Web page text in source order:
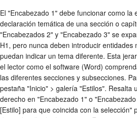
El "Encabezado 1" debe funcionar como la
declaración temática de una sección o
"Encabezados 2" y "Encabezado 3" se
H1, pero nunca deben introducir entidades
puedan indicar un tema diferente. Esta
el lector como el software (Word)
las diferentes secciones y subsecciones.
pestaña "Inicio" > galería "Estilos". Resalta
derecho en "Encabezado 1" o
[Estilo] para que coincida con la selección"